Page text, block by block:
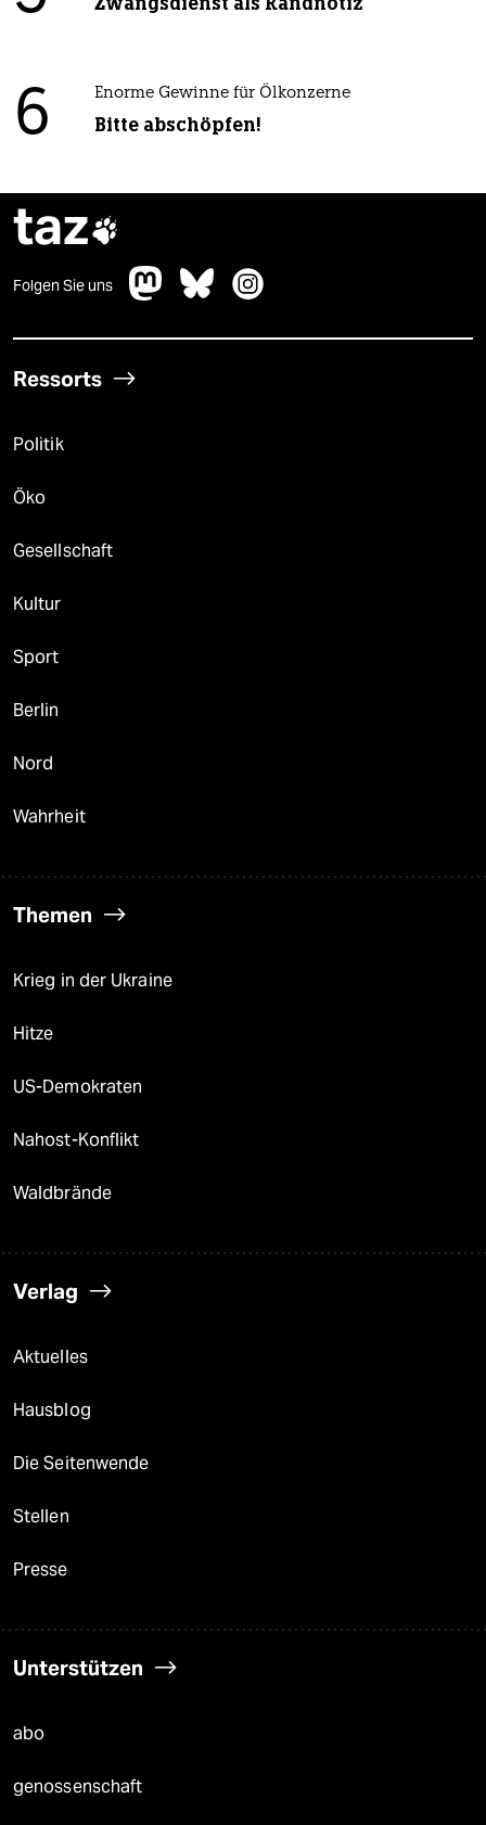
6 Enorme Gewinne für Ölkonzerne
Bitte abschöpfen!
taz
Folgen Sie uns
Ressorts
Politik
Öko
Gesellschaft
Kultur
Sport
Berlin
Nord
Wahrheit
Themen
Krieg in der Ukraine
Hitze
US-Demokraten
Nahost-Konflikt
Waldbrände
Verlag
Aktuelles
Hausblog
Die Seitenwende
Stellen
Presse
Unterstützen
abo
genossenschaft